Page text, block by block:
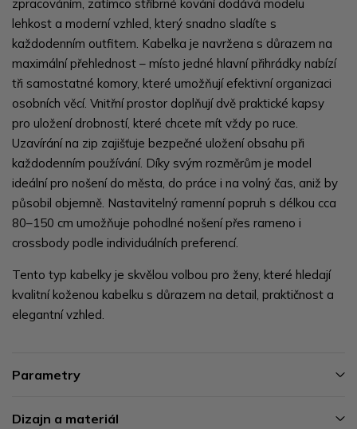
zpracováním, zatímco stříbrné kování dodává modelu
lehkost a moderní vzhled, který snadno sladíte s
každodenním outfitem. Kabelka je navržena s důrazem na
maximální přehlednost – místo jedné hlavní přihrádky nabízí
tři samostatné komory, které umožňují efektivní organizaci
osobních věcí. Vnitřní prostor doplňují dvě praktické kapsy
pro uložení drobností, které chcete mít vždy po ruce.
Uzavírání na zip zajišťuje bezpečné uložení obsahu při
každodenním používání. Díky svým rozměrům je model
ideální pro nošení do města, do práce i na volný čas, aniž by
působil objemně. Nastavitelný ramenní popruh s délkou cca
80–150 cm umožňuje pohodlné nošení přes rameno i
crossbody podle individuálních preferencí.
Tento typ kabelky je skvělou volbou pro ženy, které hledají
kvalitní koženou kabelku s důrazem na detail, praktičnost a
elegantní vzhled.
Parametry
Dizajn a materiál